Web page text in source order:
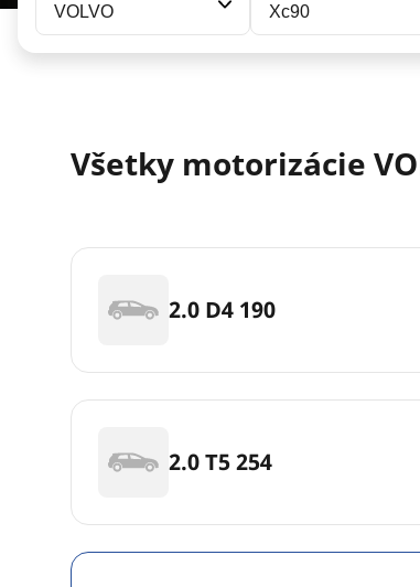
VOLVO Xc90
Všetky motorizácie
2.0 D4 190
2.0 T5 254